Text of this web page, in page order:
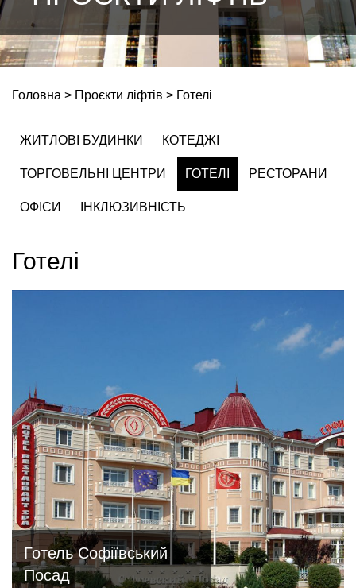
Головна Проєкти ліфтів Готелі
ЖИТЛОВІ БУДИНКИ КОТЕДЖІ
ТОРГОВЕЛЬНІ ЦЕНТРИ ГОТЕЛІ РЕСТОРАНИ
ОФІСИ ІНКЛЮЗИВНІСТЬ
Готелі
Готель Софіївський
Посад